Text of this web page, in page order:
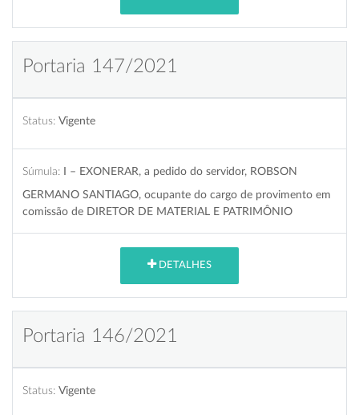
Portaria 147/2021
Status: Vigente
Súmula: I – EXONERAR, a pedido do servidor, ROBSON
GERMANO SANTIAGO, ocupante do cargo de provimento em
comissão de DIRETOR DE MATERIAL E PATRIMÔNIO
DETALHES
Portaria 146/2021
Status: Vigente